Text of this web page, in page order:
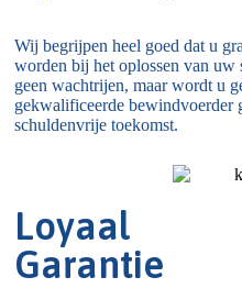
Wij begrijpen heel goed dat u
worden bij het oplossen van
geen wachtrijen, maar wordt u
gekwalificeerde bewindvoerder
schuldenvrije toekomst.
Loyaal
Garantie